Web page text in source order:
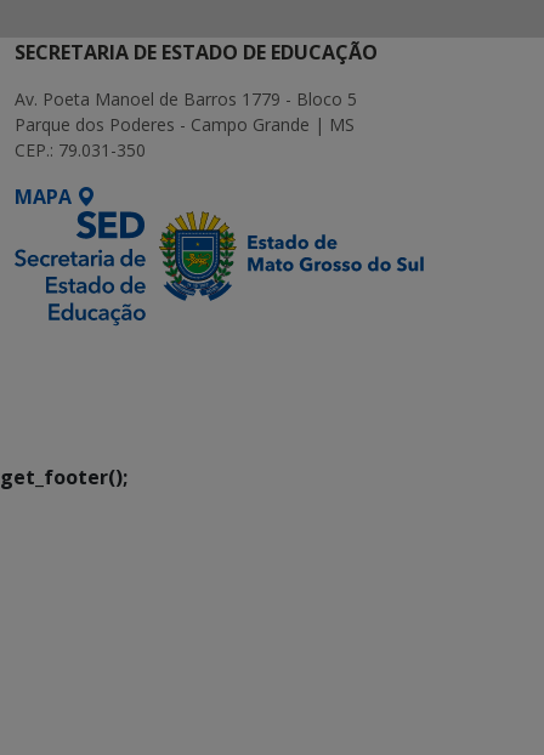
SECRETARIA DE ESTADO DE EDUCAÇÃO
Av. Poeta Manoel de Barros 1779 - Bloco 5
Parque dos Poderes - Campo Grande | MS
CEP.: 79.031-350
MAPA
get_footer();